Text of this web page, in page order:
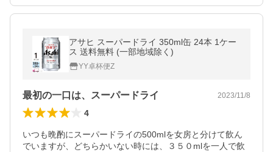
アサヒ スーパードライ 350ml缶 24本 1ケー
ス 送料無料 (一部地域除く)
YY卓杯便Z
最初の一口は、スーパードライ 2023/11/8
4
いつも晩酌にスーパードライの500mlを女房と分けて飲ん
でいますが、どちらかいない時には、３５０mlを一人で飲